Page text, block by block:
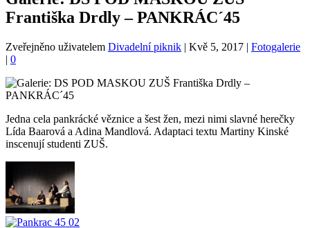
Františka Drdly – PANKRÁC´45
Zveřejněno uživatelem Divadelní piknik | Kvě 5, 2017 | Fotogalerie
| 0
Jedna cela pankrácké věznice a šest žen, mezi nimi slavné herečky
Lída Baarová a Adina Mandlová. Adaptaci textu Martiny Kinské
inscenují studenti ZUŠ.